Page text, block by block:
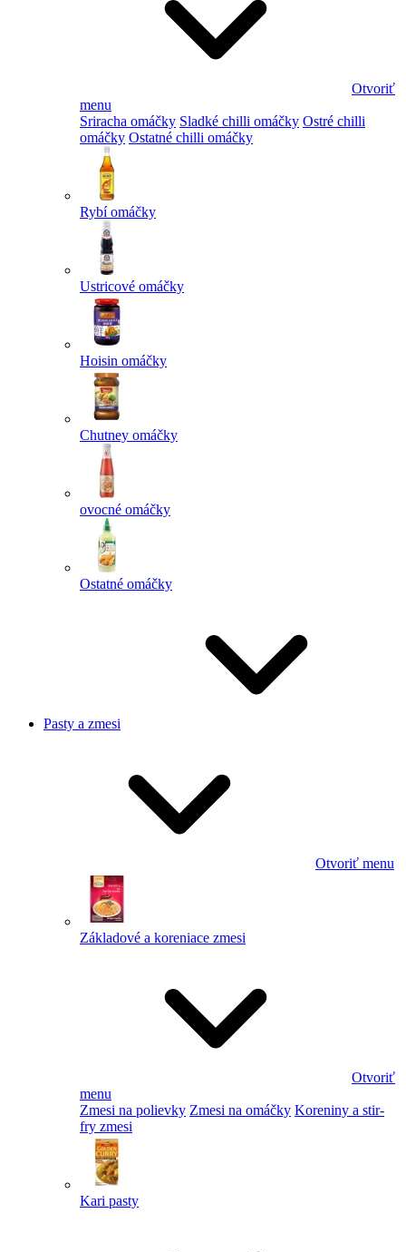
Otvoriť
menu
Sriracha omáčky Sladké chilli omáčky Ostré chilli
omáčky Ostatné chilli omáčky
Rybí omáčky
Ustricové omáčky
Hoisin omáčky
Chutney omáčky
ovocné omáčky
Ostatné omáčky
Pasty a zmesi
Otvoriť menu
Základové a koreniace zmesi
Otvoriť
menu
Zmesi na polievky Zmesi na omáčky Koreniny a stir-
fry zmesi
Kari pasty